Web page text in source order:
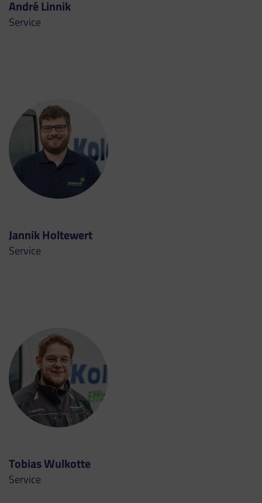
André Linnik
Service
Jannik Holtewert
Service
Tobias Wulkotte
Service